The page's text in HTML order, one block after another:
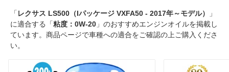
「 レクサス LS500（Iパッケージ VXFA50 - 2017年～モデル）
」
に適合する「粘度：0W-20 」のおすすめエンジンオイルを掲載し
ています。商品ページで車種への適合をご確認の上ご購入くださ
い。